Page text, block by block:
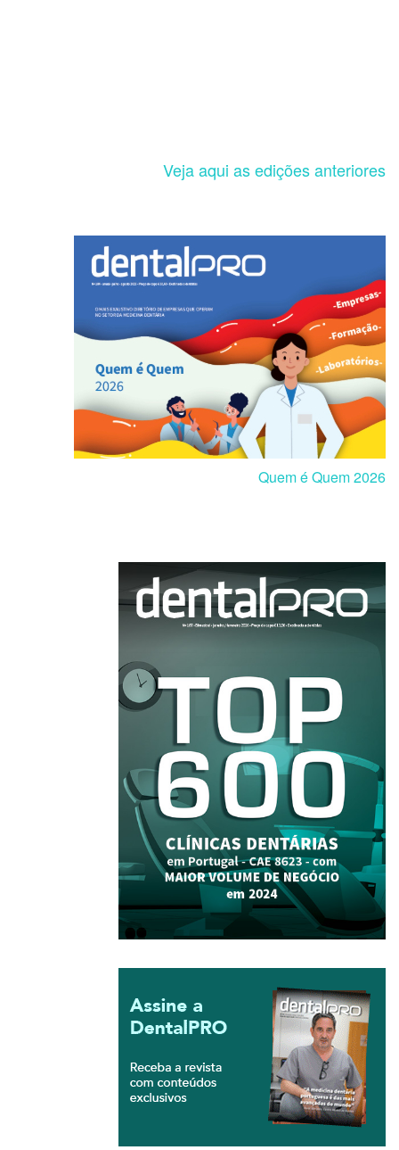
Veja aqui as edições anteriores
Quem é Quem 2026